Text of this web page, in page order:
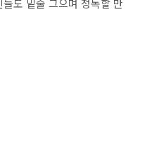
도 밑줄 그으며 정독할 만